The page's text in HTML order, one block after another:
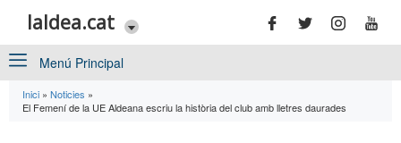
laldea.cat
Menú Principal
Esteu aquí
Inici » Noticies »
El Femení de la UE Aldeana escriu la història del club amb lletres daurades